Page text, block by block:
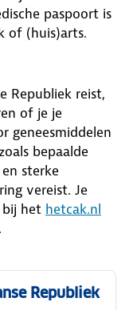
paspoort is
of (huis)arts.
Republiek reist,
of je je
geneesmiddelen
bepaalde
sterke
vereist. Je
bij het hetcak.nl
Republiek